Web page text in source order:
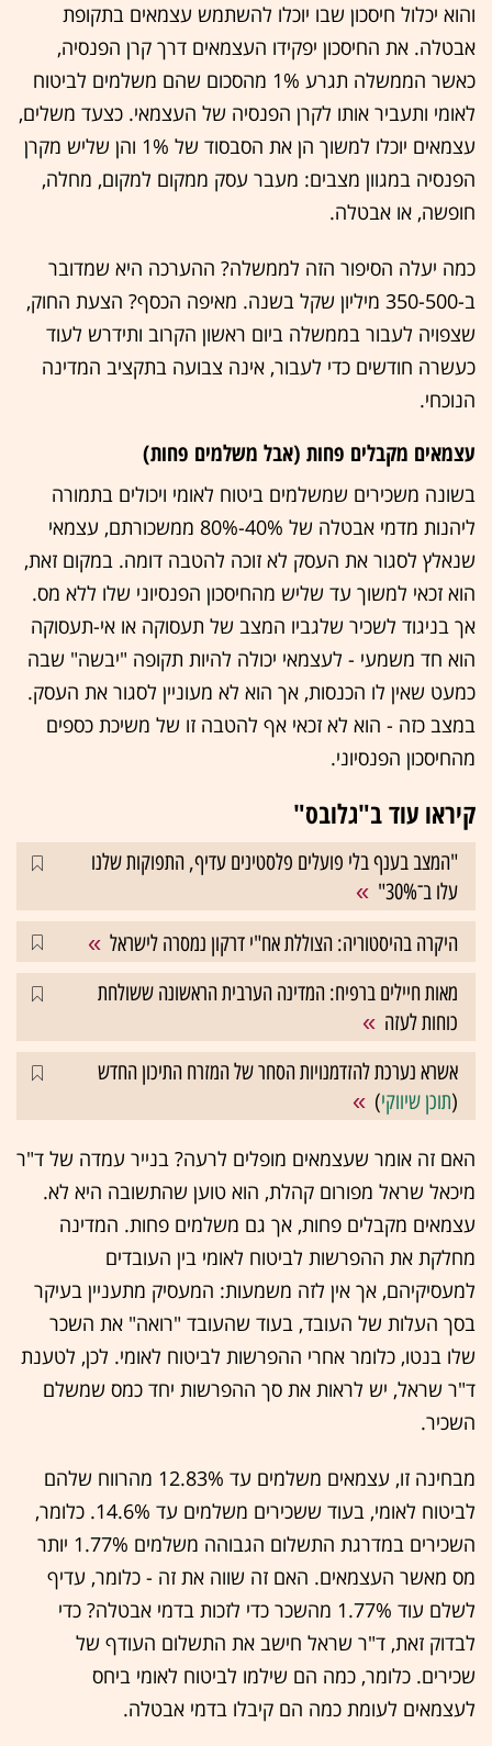
והוא יכלול חיסכון שבו יוכלו להשתמש עצמאים בתקופת
אבטלה. את החיסכון יפקידו העצמאים דרך קרן הפנסיה,
כאשר הממשלה תגרע 1% מהסכום שהם משלמים לביטוח
לאומי ותעביר אותו לקרן הפנסיה של העצמאי. כצעד משלים,
עצמאים יוכלו למשוך הן את הסבסוד של 1% והן שליש מקרן
הפנסיה במגוון מצבים: מעבר עסק ממקום למקום, מחלה,
חופשה, או אבטלה.
כמה יעלה הסיפור הזה לממשלה? ההערכה היא שמדובר
ב-350-500 מיליון שקל בשנה. מאיפה הכסף? הצעת החוק,
שצפויה לעבור בממשלה ביום ראשון הקרוב ותידרש לעוד
כעשרה חודשים כדי לעבור, אינה צבועה בתקציב המדינה
הנוכחי.
עצמאים מקבלים פחות (אבל משלמים פחות)
בשונה משכירים שמשלמים ביטוח לאומי ויכולים בתמורה
ליהנות מדמי אבטלה של 40%-80% ממשכורתם, עצמאי
שנאלץ לסגור את העסק לא זוכה להטבה דומה. במקום זאת,
הוא זכאי למשוך עד שליש מהחיסכון הפנסיוני שלו ללא מס.
אך בניגוד לשכיר שלגביו המצב של תעסוקה או אי-תעסוקה
הוא חד משמעי - לעצמאי יכולה להיות תקופה "יבשה" שבה
כמעט שאין לו הכנסות, אך הוא לא מעוניין לסגור את העסק.
במצב כזה - הוא לא זכאי אף להטבה זו של משיכת כספים
מהחיסכון הפנסיוני.
קיראו עוד ב"גלובס"
"המצב בענף בלי פועלים פלסטינים עדיף, התפוקות שלנו
עלו ב־30%"
היקרה בהיסטוריה: הצוללת אח"י דרקון נמסרה לישראל
מאות חיילים ברפיח: המדינה הערבית הראשונה ששולחת
כוחות לעזה
אשרא נערכת להזדמנויות הסחר של המזרח התיכון החדש
(תוכן שיווקי)
האם זה אומר שעצמאים מופלים לרעה? בנייר עמדה של ד"ר
מיכאל שראל מפורום קהלת, הוא טוען שהתשובה היא לא.
עצמאים מקבלים פחות, אך גם משלמים פחות. המדינה
מחלקת את ההפרשות לביטוח לאומי בין העובדים
למעסיקיהם, אך אין לזה משמעות: המעסיק מתעניין בעיקר
בסך העלות של העובד, בעוד שהעובד "רואה" את השכר
שלו בנטו, כלומר אחרי ההפרשות לביטוח לאומי. לכן, לטענת
ד"ר שראל, יש לראות את סך ההפרשות יחד כמס שמשלם
השכיר.
מבחינה זו, עצמאים משלמים עד 12.83% מהרווח שלהם
לביטוח לאומי, בעוד ששכירים משלמים עד 14.6%. כלומר,
השכירים במדרגת התשלום הגבוהה משלמים 1.77% יותר
מס מאשר העצמאים. האם זה שווה את זה - כלומר, עדיף
לשלם עוד 1.77% מהשכר כדי לזכות בדמי אבטלה? כדי
לבדוק זאת, ד"ר שראל חישב את התשלום העודף של
שכירים. כלומר, כמה הם שילמו לביטוח לאומי ביחס
לעצמאים לעומת כמה הם קיבלו בדמי אבטלה.